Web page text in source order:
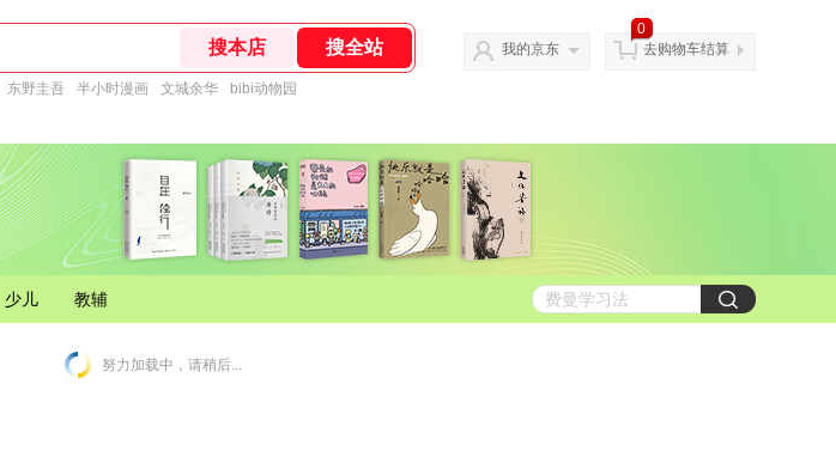
东野圭吾 半小时漫画 文城余华 bibi动物园
我的京东
0
去购物车结算
少儿 教辅
努力加载中，请稍后...